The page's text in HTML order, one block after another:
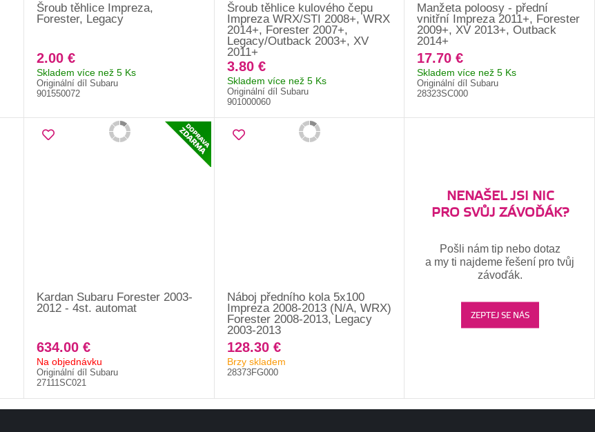
Šroub těhlice Impreza,
Forester, Legacy
2.00 €
Skladem více než 5 Ks
Originální díl Subaru
901550072
Šroub těhlice kulového čepu
Impreza WRX/STI 2008+, WRX
2014+, Forester 2007+,
Legacy/Outback 2003+, XV
2011+
3.80 €
Skladem více než 5 Ks
Originální díl Subaru
901000060
Manžeta poloosy - přední
vnitřní Impreza 2011+, Forester
2009+, XV 2013+, Outback
2014+
17.70 €
Skladem více než 5 Ks
Originální díl Subaru
28323SC000
Kardan Subaru Forester 2003-
2012 - 4st. automat
634.00 €
Na objednávku
Originální díl Subaru
27111SC021
Náboj předního kola 5x100
Impreza 2008-2013 (N/A, WRX)
Forester 2008-2013, Legacy
2003-2013
128.30 €
Brzy skladem
28373FG000
NENAŠEL JSI NIC
PRO SVŮJ ZÁVOĎÁK?
Pošli nám tip nebo dotaz
a my ti najdeme řešení pro tvůj
závoďák.
ZEPTEJ SE NÁS